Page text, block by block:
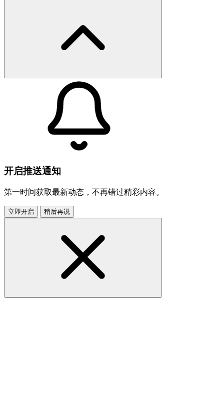
开启推送通知
第一时间获取最新动态，不再错过精彩内容。
立即开启 稍后再说